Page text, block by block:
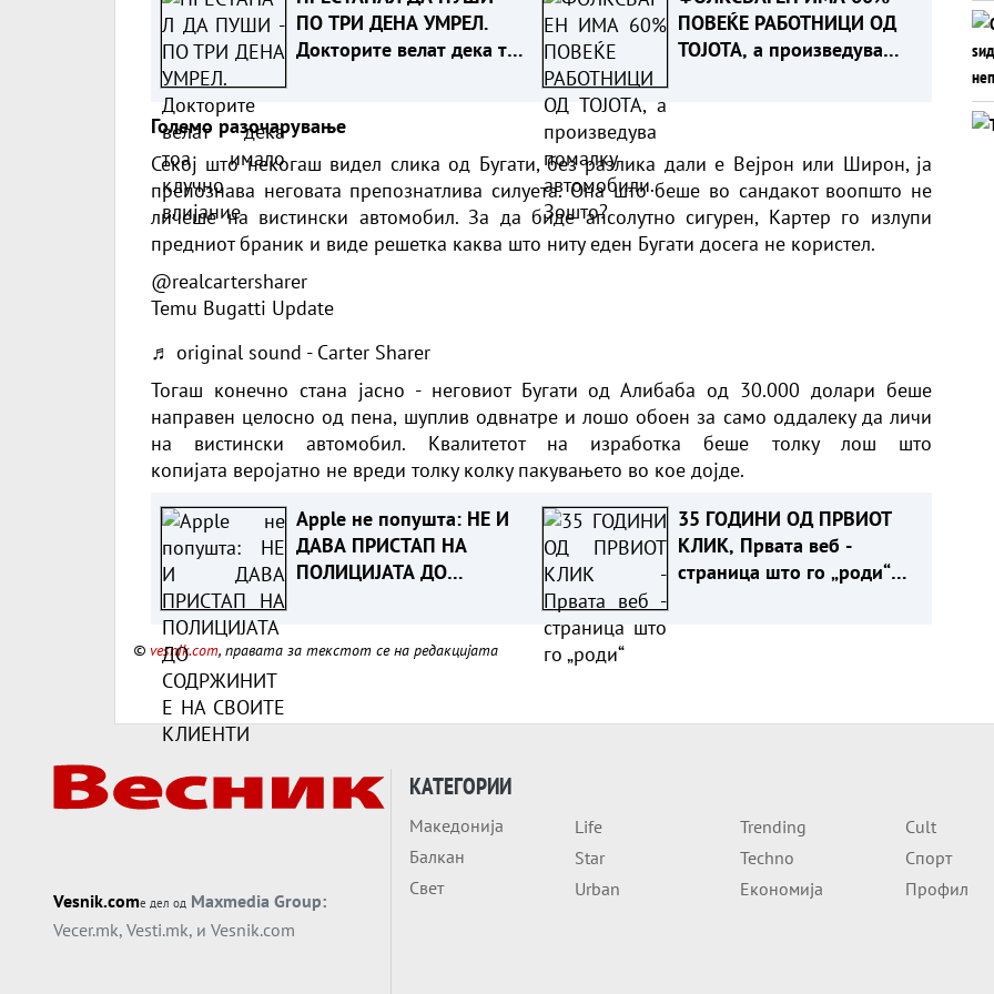
ПО ТРИ ДЕНА УМРЕЛ.
Докторите велат дека тоа
ПОВЕЌЕ РАБОТНИЦИ ОД
ТОЈОТА, а произведува
Големо разочарување
Секој што некогаш видел слика од Бугати, без разлика дали е Вејрон или Широн, ја
препознава неговата препознатлива силуета. Она што беше во сандакот воопшто не
личеше на вистински автомобил. За да биде апсолутно сигурен, Картер го излупи
предниот браник и виде решетка каква што ниту еден Бугати досега не користел.
@realcartersharer
Temu Bugatti Update
♬ original sound - Carter Sharer
Тогаш конечно стана јасно - неговиот Бугати од Алибаба од 30.000 долари беше
направен целосно од пена, шуплив одвнатре и лошо обоен за само оддалеку да личи
на вистински автомобил. Квалитетот на изработка беше толку лош што
копијата веројатно не вреди толку колку пакувањето во кое дојде.
Apple не попушта: НЕ И
ДАВА ПРИСТАП НА
ПОЛИЦИЈАТА ДО
35 ГОДИНИ ОД ПРВИОТ
КЛИК, Првата веб -
страница што го „роди“
© vesnik.com, правата за текстот се на редакцијата
Vesnik.comе дел од Maxmedia Group:
Vecer.mk, Vesti.mk, и Vesnik.com
КАТЕГОРИИ
Македонија
Балкан
Свет
Life
Star
Urban
Trending
Techno
Економија
Cult
Спорт
Профил